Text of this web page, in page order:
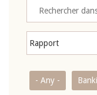
- Any -